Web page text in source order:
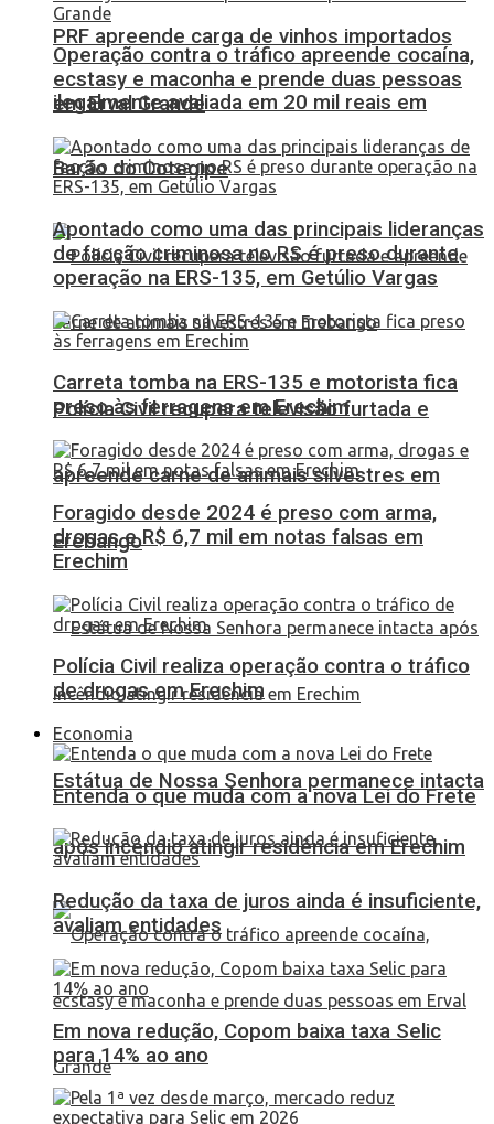
PRF apreende carga de vinhos importados
ilegalmente avaliada em 20 mil reais em
Barão do Cotegipe
Polícia Civil recupera televisão furtada e
apreende carne de animais silvestres em
Erebango
Estátua de Nossa Senhora permanece intacta
após incêndio atingir residência em Erechim
Operação contra o tráfico apreende cocaína,
ecstasy e maconha e prende duas pessoas
em Erval Grande
Apontado como uma das principais lideranças
de facção criminosa no RS é preso durante
operação na ERS-135, em Getúlio Vargas
Carreta tomba na ERS-135 e motorista fica
preso às ferragens em Erechim
Foragido desde 2024 é preso com arma,
drogas e R$ 6,7 mil em notas falsas em
Erechim
Polícia Civil realiza operação contra o tráfico
de drogas em Erechim
Economia
Entenda o que muda com a nova Lei do Frete
Redução da taxa de juros ainda é insuficiente,
avaliam entidades
Em nova redução, Copom baixa taxa Selic
para 14% ao ano